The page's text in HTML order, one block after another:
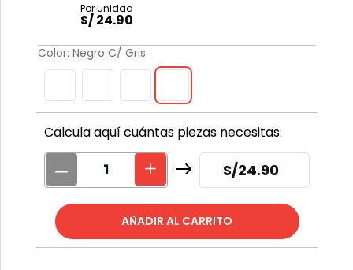
S/24.90
Color: Negro C/ Gris
Calcula aquí cuántas piezas necesitas:
S/24.90